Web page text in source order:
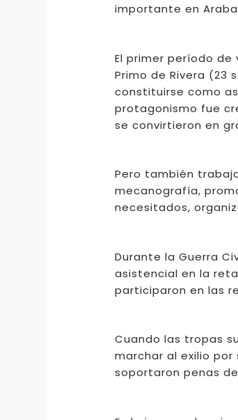
importante en
El primer período de
Primo de Rivera (23
constituirse como
protagonismo fue
se convirtieron en
Pero también
mecanografía,
necesitados,
Durante la Guerra
asistencial en la
participaron en las
Cuando las tropas
marchar al exilio
soportaron penas